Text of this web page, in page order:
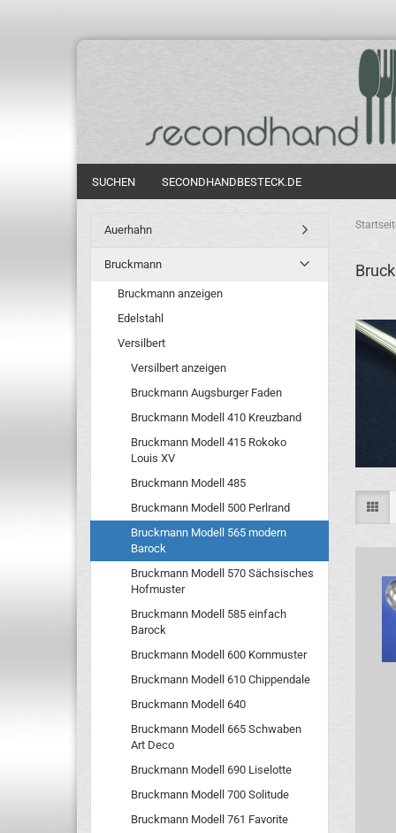
SUCHEN SECONDHANDBESTECK.DE
Auerhahn
Bruckmann
Bruckmann anzeigen
Edelstahl
Versilbert
Versilbert anzeigen
Bruckmann Augsburger Faden
Bruckmann Modell 410 Kreuzband
Bruckmann Modell 415 Rokoko
Louis XV
Bruckmann Modell 485
Bruckmann Modell 500 Perlrand
Bruckmann Modell 565 modern
Barock
Bruckmann Modell 570 Sächsisches
Hofmuster
Bruckmann Modell 585 einfach
Barock
Bruckmann Modell 600 Kornmuster
Bruckmann Modell 610 Chippendale
Bruckmann Modell 640
Bruckmann Modell 665 Schwaben
Art Deco
Bruckmann Modell 690 Liselotte
Bruckmann Modell 700 Solitude
Bruckmann Modell 761 Favorite